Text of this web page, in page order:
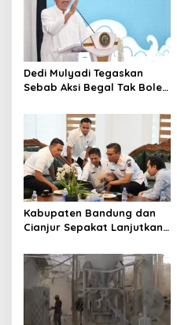
Dedi Mulyadi Tegaskan
Sebab Aksi Begal Tak Boleh
Ekonomi
Kabupaten Bandung dan
Cianjur Sepakat Lanjutkan
Percepat Pertumbuhan
Ekonomi Daerah